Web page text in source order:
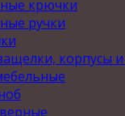
крючки
ручки
корпусы